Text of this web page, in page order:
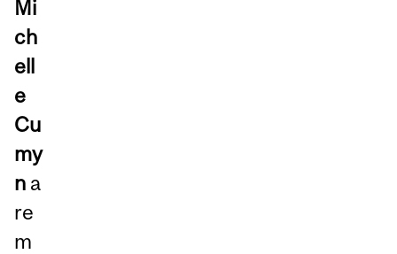
Mi
ch
ell
e
Cu
my
n a
re
m